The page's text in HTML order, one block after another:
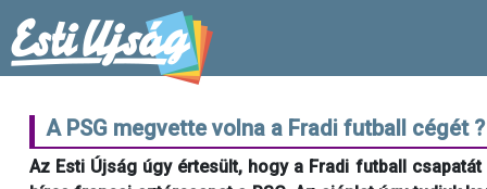
A PSG megvette volna a Fradi futball cégét ?
Az Esti Újság úgy értesült, hogy a Fradi futball